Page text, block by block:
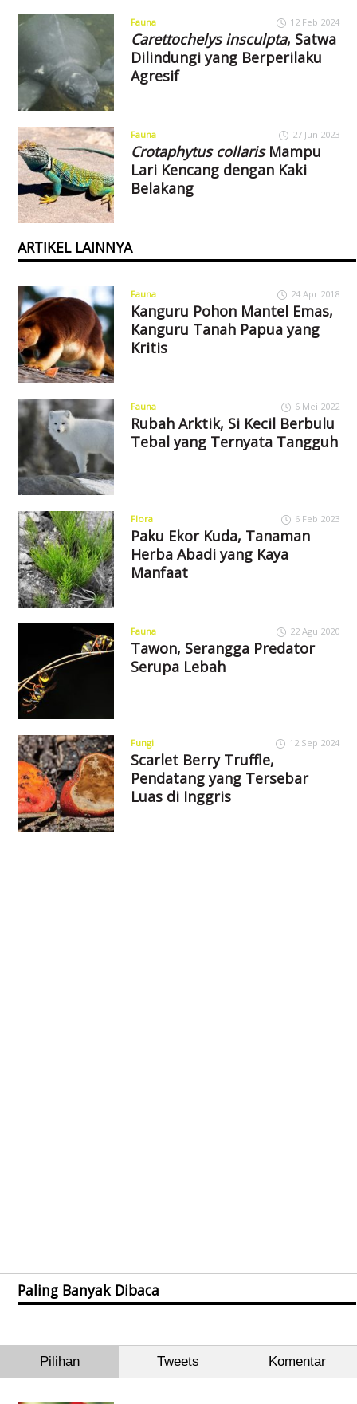
Fauna 12 Feb 2024
Carettochelys insculpta, Satwa
Dilindungi yang Berperilaku
Agresif
Fauna 27 Jun 2023
Crotaphytus collarisMampu
Lari Kencang dengan Kaki
Belakang
ARTIKEL LAINNYA
Fauna 24 Apr 2018
Kanguru Pohon Mantel Emas,
Kanguru Tanah Papua yang
Kritis
Fauna 6 Mei 2022
Rubah Arktik, Si Kecil Berbulu
Tebal yang Ternyata Tangguh
Flora 6 Feb 2023
Paku Ekor Kuda, Tanaman
Herba Abadi yang Kaya
Manfaat
Fauna 22 Agu 2020
Tawon, Serangga Predator
Serupa Lebah
Fungi 12 Sep 2024
Scarlet Berry Truffle,
Pendatang yang Tersebar
Luas di Inggris
Paling Banyak Dibaca
Pilihan Tweets Komentar